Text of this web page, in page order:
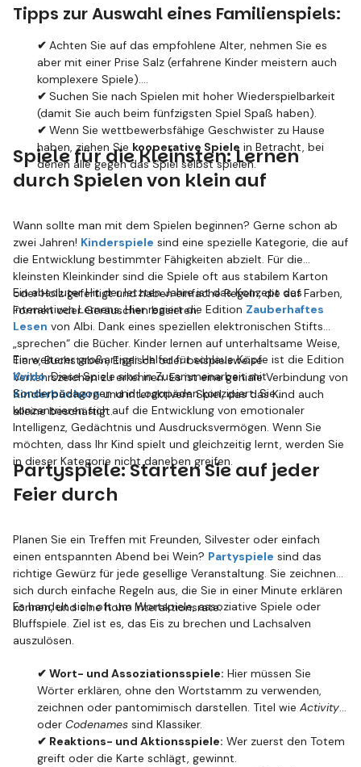
Tipps zur Auswahl eines Familienspiels:
✔ Achten Sie auf das empfohlene Alter, nehmen Sie es
aber mit einer Prise Salz (erfahrene Kinder meistern auch
komplexere Spiele).
✔ Suchen Sie nach Spielen mit hoher Wiederspielbarkeit
(damit Sie auch beim fünfzigsten Spiel Spaß haben).
✔ Wenn Sie wettbewerbsfähige Geschwister zu Hause
haben, ziehen Sie kooperative Spiele in Betracht, bei
denen alle gegen das Spiel selbst spielen.
Spiele für die Kleinsten: Lernen
durch Spielen von klein auf
Wann sollte man mit dem Spielen beginnen? Gerne schon ab
zwei Jahren! Kinderspiele sind eine spezielle Kategorie, die auf
die Entwicklung bestimmter Fähigkeiten abzielt. Für die
kleinsten Kleinkinder sind die Spiele oft aus stabilem Karton
oder Holz gefertigt und haben einfache Regeln, die auf Farben,
Formen oder Geräuschen basieren.
Ein absoluter Hit der letzten Jahre ist das Konzept des
interaktiven Lernens. Hier regiert die Edition Zauberhaftes
Lesen von Albi. Dank eines speziellen elektronischen Stifts
„sprechen“ die Bücher. Kinder lernen auf unterhaltsame Weise,
Tiere, Buchstaben, Englisch oder beispielsweise
Verkehrszeichen zu erkennen. Es ist eine geniale Verbindung von
Kinderbüchernund interaktivem Spiel, das das Kind auch
alleine beschäftigt.
Ein weiterer großartiger Helfer für schlaue Köpfe ist die Edition
Kvido. Diese Spiele sind in Zusammenarbeit mit
Sonderpädagogen und Logopäden konzipiert. Sie
konzentrieren sich auf die Entwicklung von emotionaler
Intelligenz, Gedächtnis und Ausdrucksvermögen. Wenn Sie
möchten, dass Ihr Kind spielt und gleichzeitig lernt, werden Sie
in dieser Kategorie nicht daneben greifen.
Partyspiele: Starten Sie auf jeder
Feier durch
Planen Sie ein Treffen mit Freunden, Silvester oder einfach
einen entspannten Abend bei Wein? Partyspiele sind das
richtige Gewürz für jede gesellige Veranstaltung. Sie zeichnen
sich durch einfache Regeln aus, die Sie in einer Minute erklären
können, und eine hohe Interaktionsrate.
Es handelt sich oft um Wortspiele, assoziative Spiele oder
Bluffspiele. Ziel ist es, das Eis zu brechen und Lachsalven
auszulösen.
✔ Wort- und Assoziationsspiele: Hier müssen Sie
Wörter erklären, ohne den Wortstamm zu verwenden,
zeichnen oder pantomimisch darstellen. Titel wie Activity
oder Codenames sind Klassiker.
✔ Reaktions- und Aktionsspiele: Wer zuerst den Totem
greift oder die Karte schlägt, gewinnt.